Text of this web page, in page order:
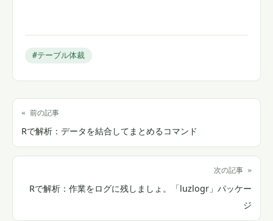
#テーブル体裁
« 前の記事
Rで解析：データを結合してまとめるコマンド
次の記事 »
Rで解析：作業をログに残しましょ。「luzlogr」パッケー
ジ